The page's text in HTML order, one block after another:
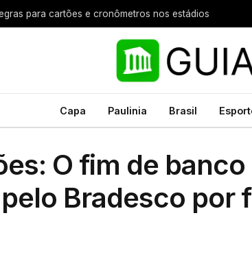
para cartões e cronômetros nos estádios
Capa Paulinia Brasil
O fim de
Bradesco por